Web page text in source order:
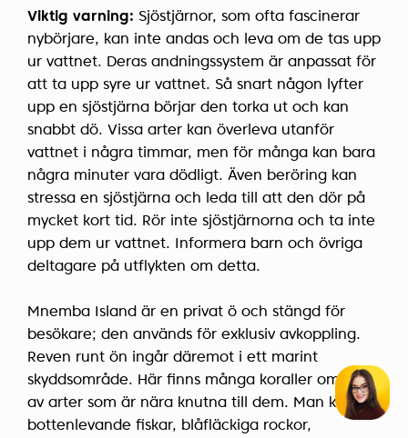
Viktig varning: Sjöstjärnor, som ofta fascinerar
nybörjare, kan inte andas och leva om de tas upp
ur vattnet. Deras andningssystem är anpassat för
att ta upp syre ur vattnet. Så snart någon lyfter
upp en sjöstjärna börjar den torka ut och kan
snabbt dö. Vissa arter kan överleva utanför
vattnet i några timmar, men för många kan bara
några minuter vara dödligt. Även beröring kan
stressa en sjöstjärna och leda till att den dör på
mycket kort tid. Rör inte sjöstjärnorna och ta inte
upp dem ur vattnet. Informera barn och övriga
deltagare på utflykten om detta.
Mnemba Island är en privat ö och stängd för
besökare; den används för exklusiv avkoppling.
Reven runt ön ingår däremot i ett marint
skyddsområde. Här finns många koraller omgivna
av arter som är nära knutna till dem. Man kan se
bottenlevande fiskar, blåfläckiga rockor,